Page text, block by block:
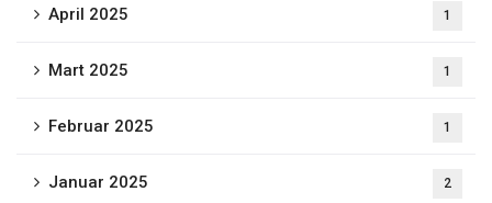
April 2025 1
Mart 2025 1
Februar 2025 1
Januar 2025 2